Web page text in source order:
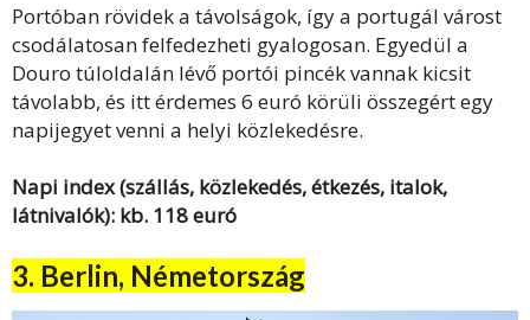
Portóban rövidek a távolságok, így a portugál várost
csodálatosan felfedezheti gyalogosan. Egyedül a
Douro túloldalán lévő portói pincék vannak kicsit
távolabb, és itt érdemes 6 euró körüli összegért egy
napijegyet venni a helyi közlekedésre.
Napi index (szállás, közlekedés, étkezés, italok,
látnivalók): kb. 118 euró
3. Berlin, Németország